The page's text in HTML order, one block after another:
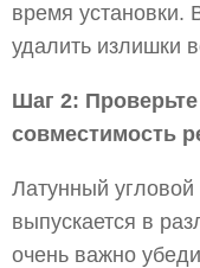
время установки.
удалить излишки
Шаг 2:
совместимость
Латунный угловой
выпускается в
очень важно